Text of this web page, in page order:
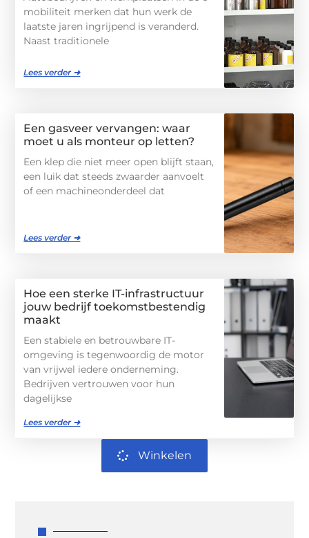
mobiliteit merken dat hun werk de
laatste jaren ingrijpend is veranderd.
Naast traditionele
Lees verder ➜
Een gasveer vervangen: waar
moet u als monteur op letten?
Een klep die niet meer open blijft staan,
een luik dat steeds zwaarder aanvoelt
of een machineonderdeel dat
Lees verder ➜
Hoe een sterke IT-infrastructuur
jouw bedrijf toekomstbestendig
maakt
Een stabiele en betrouwbare IT-
omgeving is tegenwoordig de motor
van vrijwel iedere onderneming.
Bedrijven vertrouwen voor hun
dagelijkse
Lees verder ➜
Winkelen